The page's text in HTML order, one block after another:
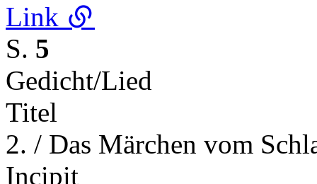
Link
S. 5
Gedicht/Lied
Titel
2. / Das Märchen vom
Incipit